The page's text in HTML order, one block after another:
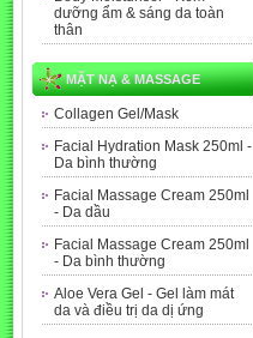
dưỡng ẩm & sáng da toàn
thân
MẶT NẠ & MASSAGE
Collagen Gel/Mask
Facial Hydration Mask 250ml -
Da bình thường
Facial Massage Cream 250ml
- Da dầu
Facial Massage Cream 250ml
- Da bình thường
Aloe Vera Gel - Gel làm mát
da và điều trị da dị ứng